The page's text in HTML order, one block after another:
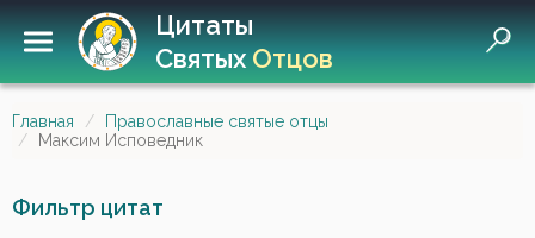
Цитаты
СвятыхОтцов
Главная
Православные святые отцы
Максим Исповедник
Фильтр цитат